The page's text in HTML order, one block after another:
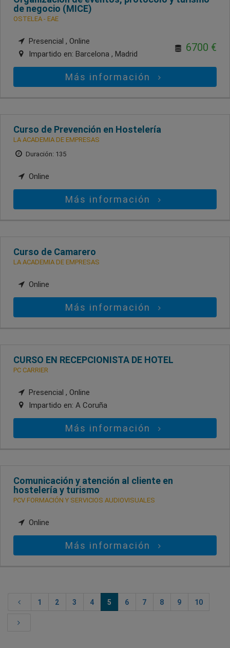
de negocio (MICE)
OSTELEA - EAE
Presencial , Online
Impartido en: Barcelona , Madrid
6700 €
Más información
Curso de Prevención en Hostelería
LA ACADEMIA DE EMPRESAS
Duración: 135
Online
Más información
Curso de Camarero
LA ACADEMIA DE EMPRESAS
Online
Más información
CURSO EN RECEPCIONISTA DE HOTEL
PC CARRIER
Presencial , Online
Impartido en: A Coruña
Más información
Comunicación y atención al cliente en
hostelería y turismo
PCV FORMACIÓN Y SERVICIOS AUDIOVISUALES
Online
Más información
1 2 3 4 5 6 7 8 9 10